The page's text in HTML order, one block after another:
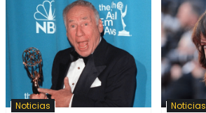
Noticias Noticias